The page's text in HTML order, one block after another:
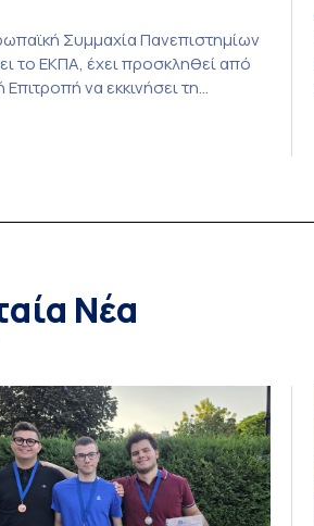
Συμμαχία Πανεπιστημίων
το ΕΚΠΑ, έχει προσκληθεί από
να εκκινήσει τη
Νέα